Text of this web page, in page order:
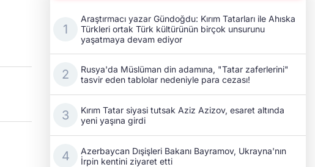
Araştırmacı yazar Gündoğdu: Kırım Tatarları ile Ahıska
Türkleri ortak Türk kültürünün birçok unsurunu
yaşatmaya devam ediyor
Rusya'da Müslüman din adamına, "Tatar zaferlerini"
tasvir eden tablolar nedeniyle para cezası!
Kırım Tatar siyasi tutsak Aziz Azizov, esaret altında
yeni yaşına girdi
Azerbaycan Dışişleri Bakanı Bayramov, Ukrayna'nın
İrpin kentini ziyaret etti